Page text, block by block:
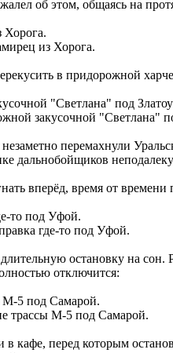
об этом, общаясь на
из Хорога.
в придорожной
закусочной "Светлана"
перемахнули
дальнобойщиков
вперёд, время от
где-то под Уфой.
остановку на сон.
отключится:
трассы M-5 под Самарой.
кафе, перед которым